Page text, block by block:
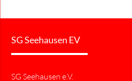
SG Seehausen EV
SG Seehausen e.V.